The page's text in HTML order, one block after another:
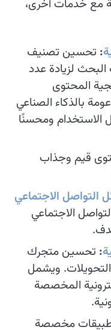
مع خدمات أخرى،
: تحسين تصنيف
لزيادة عدد
المحتوى
بالذكاء الصناعي
ومحسنًا
قيم وجذاب
التواصل الاجتماعي
الاجتماعي
: تحسين متجرك
ويشمل
المخصصة
مخصصة